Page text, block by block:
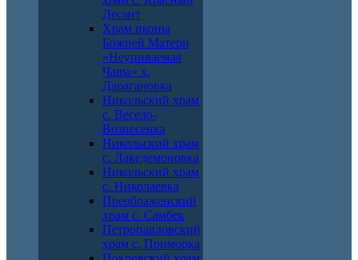
Десант
Храм иконы
Божией Матери
«Неупиваемая
Чаша» х.
Дарагановка
Никольский храм
с. Весело-
Вознесенка
Никольский храм
с. Лакедемоновка
Никольский храм
с. Николаевка
Преображенский
храм с. Самбек
Петропавловский
храм с. Приморка